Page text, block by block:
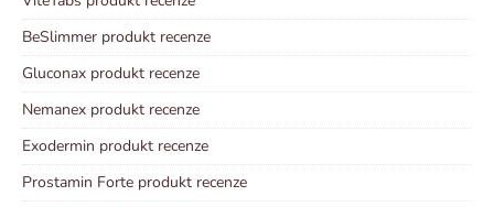
BeSlimmer produkt recenze
Gluconax produkt recenze
Nemanex produkt recenze
Exodermin produkt recenze
Prostamin Forte produkt recenze